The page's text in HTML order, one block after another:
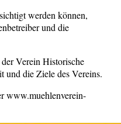
werden können,
und die
Verein Historische
die Ziele des Vereins.
www.muehlenverein-